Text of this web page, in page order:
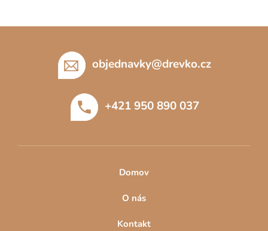
objednavky@drevko.cz
+421 950 890 037
Domov
O nás
Kontakt